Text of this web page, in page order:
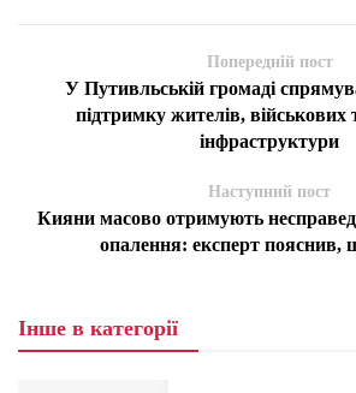
Попередній пост
У Путивльській громаді
підтримку жителів, військових
інфраструктури
Наступний пост
Кияни масово отримують
опалення: експерт пояснив,
Інше в категорії